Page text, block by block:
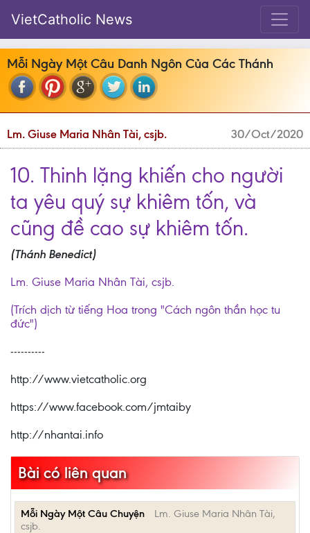
VietCatholic News
Mỗi Ngày Một Câu Danh Ngôn Của Các Thánh
Lm. Giuse Maria Nhân Tài, csjb. 30/Oct/2020
10. Thinh lặng khiến cho người
ta yêu quý sự khiêm tốn, và
cũng đề cao sự khiêm tốn.
(Thánh Benedict)
Lm. Giuse Maria Nhân Tài, csjb.
(Trích dịch từ tiếng Hoa trong "Cách ngôn thần học tu
đức")
----------
http://www.vietcatholic.org
https://www.facebook.com/jmtaiby
http://nhantai.info
Bài có liên quan
Mỗi Ngày Một Câu Chuyện
Lm. Giuse Maria Nhân Tài,
csjb.